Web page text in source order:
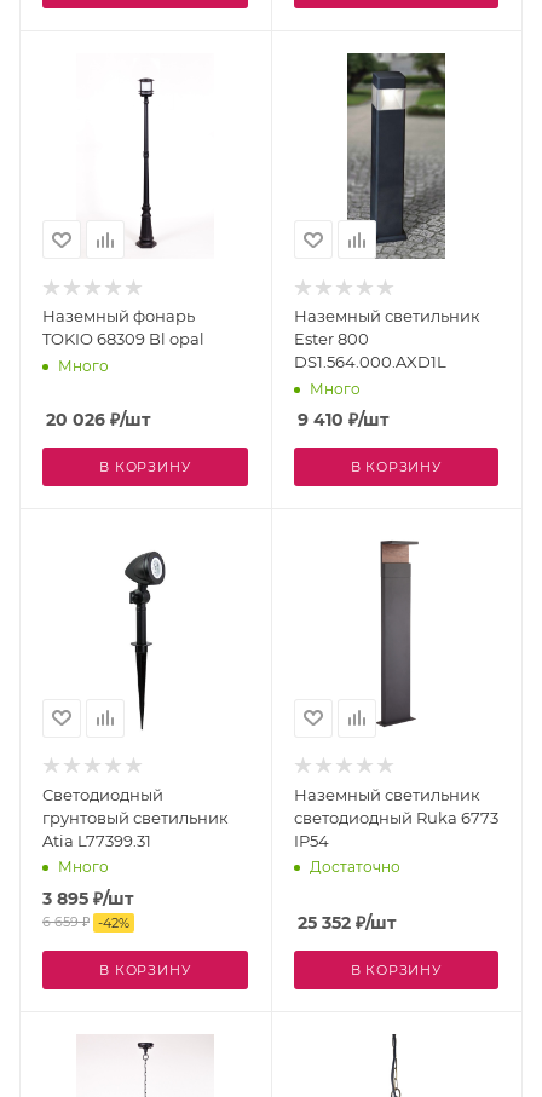
Наземный фонарь
TOKIO 68309 Bl opal
Много
20 026 ₽/шт
В КОРЗИНУ
Наземный светильник
Ester 800
DS1.564.000.AXD1L
Много
9 410 ₽/шт
В КОРЗИНУ
Светодиодный
грунтовый светильник
Atia L77399.31
Много
3 895 ₽/шт
6 659₽ -42%
В КОРЗИНУ
Наземный светильник
светодиодный Ruka 6773
IP54
Достаточно
25 352₽/шт
В КОРЗИНУ